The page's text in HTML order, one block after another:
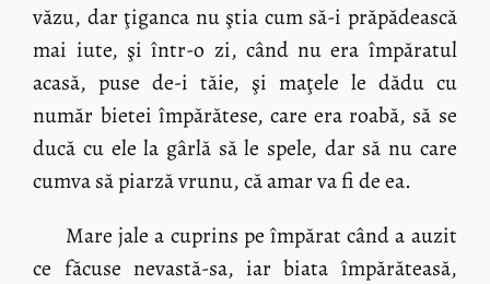
văzu, dar ţiganca nu ştia cum să-i prăpădească
mai iute, şi într-o zi, când nu era împăratul
acasă, puse de-i tăie, şi maţele le dădu cu
număr bietei împărătese, care era roabă, să se
ducă cu ele la gârlă să le spele, dar să nu care
cumva să piarză vrunu, că amar va fi de ea.
Mare jale a cuprins pe împărat când a auzit
ce făcuse nevastă-sa, iar biata împărăteasă,